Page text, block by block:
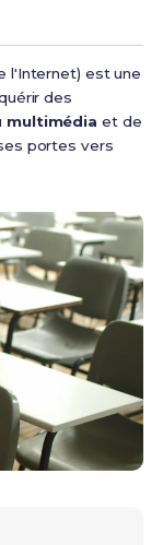
l'Internet) est une
des
multimédia et de
portes vers